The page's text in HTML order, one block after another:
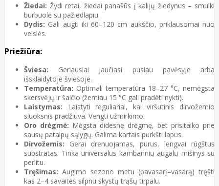
Žiedai: Žydi retai, žiedai panašūs į kalijų žiedynus – smulki
burbuolė su pažiedlapiu.
Dydis: Gali augti iki 60–120 cm aukščio, priklausomai nuo
veislės.
Priežiūra:
Šviesa: Geriausiai jaučiasi pusiau pavėsyje arba
išsklaidytoje šviesoje.
Temperatūra: Optimali temperatūra 18–27 °C, nemėgsta
skersvėjų ir šalčio (žemiau 15 °C gali pradėti nykti).
Laistymas: Laistyti reguliariai, kai viršutinis dirvožemio
sluoksnis pradžiūva. Vengti užmirkimo.
Oro drėgmė: Mėgsta didesnę drėgmę, bet prisitaiko prie
sausų patalpų sąlygų. Galima kartais purkšti lapus.
Dirvožemis: Gerai drenuojamas, purus, lengvai rūgštus
substratas. Tinka universalus kambarinių augalų mišinys su
perlitu.
Tręšimas: Augimo sezono metu (pavasarį–vasarą) tręšti
kas 2–4 savaites silpnu skystų trąšų tirpalu.